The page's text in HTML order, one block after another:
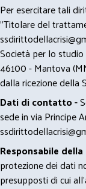
Per esercitare tali
"Titolare del
Società per lo
46100 - Mantova
dalla ricezione della
Dati di contatto -
sede in via Principe
Responsabile
protezione dei dati
presupposti di cui